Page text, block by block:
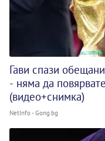
Гави спази
- няма да
(видео+снимка)
NetInfo - Gong.bg